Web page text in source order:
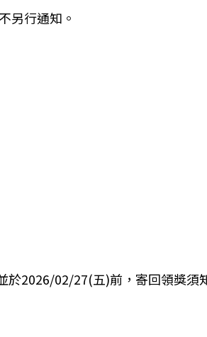
另行通知。
2026/02/27(五)前，寄回領獎須